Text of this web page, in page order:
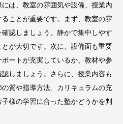
は、教室の雰囲気や設備、授業内
ことが重要です。まず、教室の雰
認しましょう。静かで集中しやす
が大切です。次に、設備面も重要
ートが充実しているか、教材や参
しましょう。さらに、授業内容も
質や指導方法、カリキュラムの充
様の学習に合った塾かどうかを判